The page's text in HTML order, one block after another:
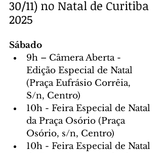
30/11) no Natal de Curitiba
2025
Sábado
9h – Câmera Aberta -
Edição Especial de Natal
(Praça Eufrásio Corrêia,
S/n, Centro)
10h - Feira Especial de Natal
da Praça Osório (Praça
Osório, s/n, Centro)
10h - Feira Especial de Natal